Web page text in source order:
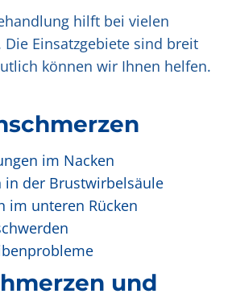
hilft bei vielen
Die Einsatzgebiete sind breit
können wir Ihnen helfen.
im Nacken
in der Brustwirbelsäule
im unteren Rücken
und